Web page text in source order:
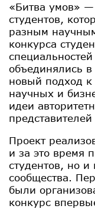
«Битва умов» —
студентов,
разным
конкурса
объединялись
новый подход
научных и
идеи
Проект
и за это время
студентов, но и
сообщества.
были
конкурс